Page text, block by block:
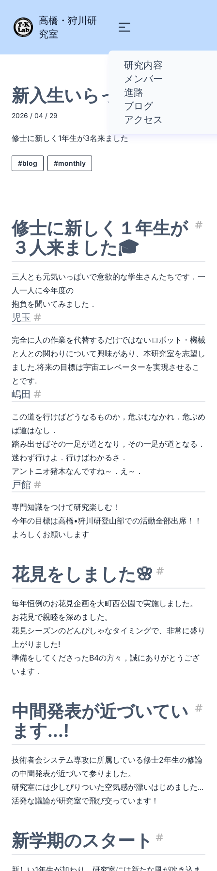
高橋・狩川研
究室
研究内容
メンバー
進路
ブログ
アクセス
新入生いらっしゃい
2026 / 04 / 29
修士に新しく1年生が3名来ました
#blog #monthly
修士に新しく１年生が
３人来ました🎓
三人とも元気いっぱいで意欲的な学生さんたちです．一
人一人に今年度の
抱負を聞いてみました．
児玉
完全に人の作業を代替するだけではないロボット・機械
と人との関わりについて興味があり、本研究室を志望し
ました.将来の目標は宇宙エレベーターを実現させるこ
とです.
嶋田
この道を行けばどうなるものか，危ぶむなかれ．危ぶめ
ば道はなし．
踏み出せばその一足が道となり，その一足が道となる．
迷わず行けよ．行けばわかるさ．
アントニオ猪木なんですね～．え～．
戸館
専門知識をつけて研究楽しむ！
今年の目標は高橋•狩川研登山部での活動全部出席！！
よろしくお願いします
花見をしました🌸
見出し
毎年恒例のお花見企画を大町西公園で実施しました。
お花見で親睦を深めました。
花見シーズンのどんぴしゃなタイミングで、非常に盛り
上がりました!
準備をしてくださったB4の方々，誠にありがとうござ
います．
中間発表が近づいてい
ます...!
技術者会システム専攻に所属している修士2年生の修論
の中間発表が近づいて参りました。
研究室には少しぴりついた空気感が漂いはじめました...
活発な議論が研究室で飛び交っています！
新学期のスタート
見出し